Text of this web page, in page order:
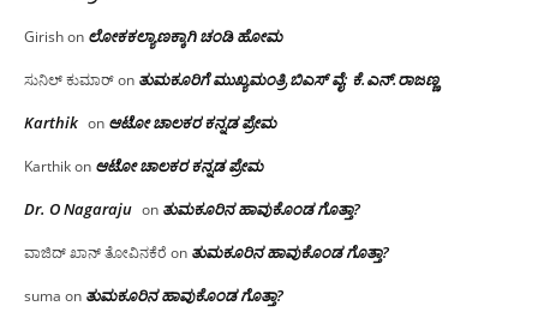
Girishon ಲೋಕಕಲ್ಯಾಣಕ್ಕಾಗಿ ಚಂಡಿ ಹೋಮ
ಸುನಿಲ್ ಕುಮಾರ್on ತುಮಕೂರಿಗೆ ಮುಖ್ಯಮಂತ್ರಿ ಬಿಎಸ್ ವೈ: ಕೆ.ಎನ್.ರಾಜಣ್ಣ
Karthik on ಆಟೋ ಚಾಲಕರ ಕನ್ನಡ ಪ್ರೇಮ
Karthikon ಆಟೋ ಚಾಲಕರ ಕನ್ನಡ ಪ್ರೇಮ
Dr. O Nagaraju on ತುಮಕೂರಿನ ಹಾವುಕೊಂಡ ಗೊತ್ತಾ?
ವಾಜಿದ್ ಖಾನ್ ತೋವಿನಕೆರೆ on ತುಮಕೂರಿನ ಹಾವುಕೊಂಡ ಗೊತ್ತಾ?
suma on ತುಮಕೂರಿನ ಹಾವುಕೊಂಡ ಗೊತ್ತಾ?